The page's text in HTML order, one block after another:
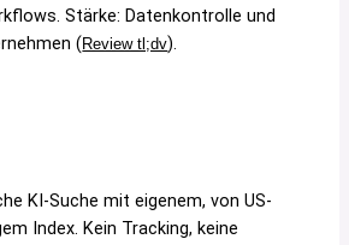
Stärke: Datenkontrolle und
(Review tl;dv).
KI-Suche mit eigenem, von US-
Index. Kein Tracking, keine